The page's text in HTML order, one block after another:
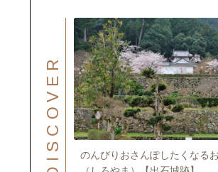
DISCOVER
【出石城跡】
のんびりおさんぽしたくなる